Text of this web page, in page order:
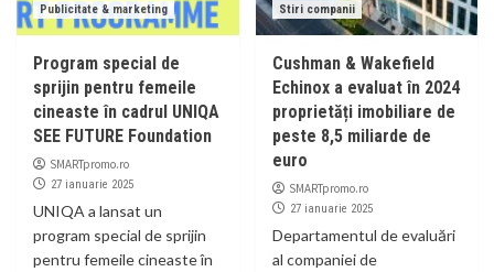
Publicitate & marketing
Program special de
sprijin pentru femeile
cineaste în cadrul UNIQA
SEE FUTURE Foundation
SMARTpromo.ro
27 ianuarie 2025
UNIQA a lansat un
program special de sprijin
pentru femeile cineaste în
Stiri companii
Cushman & Wakefield
Echinox a evaluat în 2024
proprietăți imobiliare de
peste 8,5 miliarde de
euro
SMARTpromo.ro
27 ianuarie 2025
Departamentul de evaluări
al companiei de